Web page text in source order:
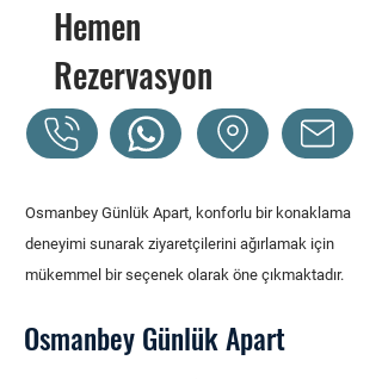
Hemen
Rezervasyon
Osmanbey Günlük Apart, konforlu bir konaklama
deneyimi sunarak ziyaretçilerini ağırlamak için
mükemmel bir seçenek olarak öne çıkmaktadır.
Osmanbey Günlük Apart